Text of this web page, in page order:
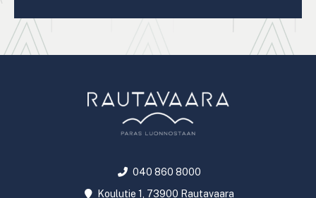
040 860 8000
Koulutie 1, 73900 Rautavaara